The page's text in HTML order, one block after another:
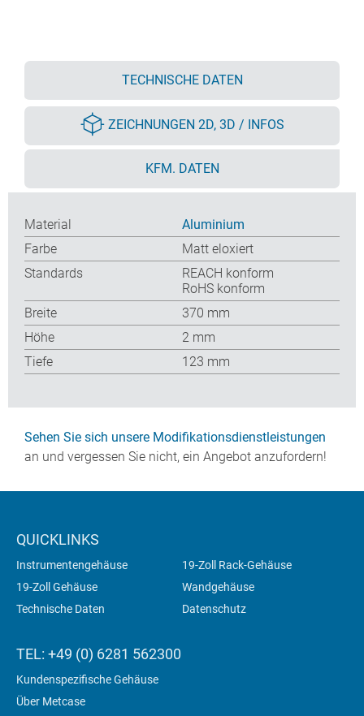
TECHNISCHE DATEN
ZEICHNUNGEN 2D, 3D / INFOS
KFM. DATEN
Material
Aluminium
Farbe
Matt eloxiert
Standards
REACH konform
RoHS konform
Breite
370 mm
Höhe
2 mm
Tiefe
123 mm
Sehen Sie sich unsere Modifikationsdienstleistungen
an und vergessen Sie nicht, ein Angebot anzufordern!
QUICKLINKS
Instrumentengehäuse
19-Zoll Rack-Gehäuse
19-Zoll Gehäuse
Wandgehäuse
Technische Daten
Datenschutz
TEL: +49 (0) 6281 562300
Kundenspezifische Gehäuse
Über Metcase